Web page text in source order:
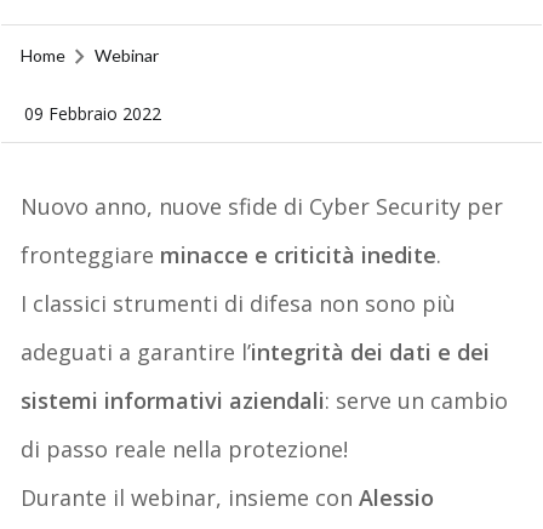
Home Webinar
09 Febbraio 2022
Nuovo anno, nuove sfide di Cyber Security per
fronteggiare minacce e criticità inedite.
I classici strumenti di difesa non sono più
adeguati a garantire l’integrità dei dati e dei
sistemi informativi aziendali: serve un cambio
di passo reale nella protezione!
Durante il webinar, insieme conAlessio